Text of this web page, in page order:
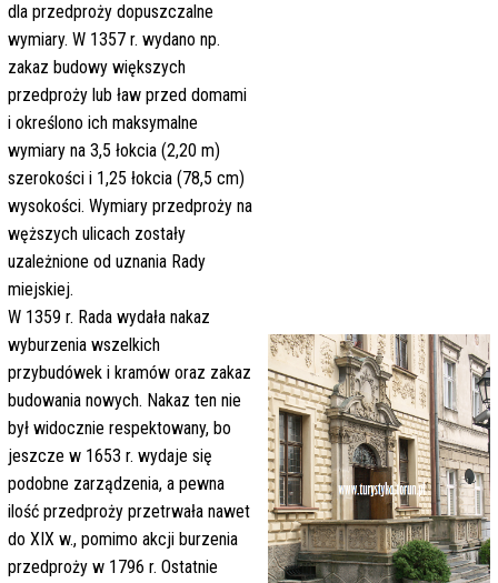
dla przedproży dopuszczalne
wymiary. W 1357 r. wydano np.
zakaz budowy większych
przedproży lub ław przed domami
i określono ich maksymalne
wymiary na 3,5 łokcia (2,20 m)
szerokości i 1,25 łokcia (78,5 cm)
wysokości. Wymiary przedproży na
węższych ulicach zostały
uzależnione od uznania Rady
miejskiej.
W 1359 r. Rada wydała nakaz
wyburzenia wszelkich
przybudówek i kramów oraz zakaz
budowania nowych. Nakaz ten nie
był widocznie respektowany, bo
jeszcze w 1653 r. wydaje się
podobne zarządzenia, a pewna
ilość przedproży przetrwała nawet
do XIX w., pomimo akcji burzenia
przedproży w 1796 r. Ostatnie